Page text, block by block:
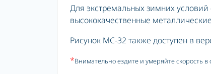
Для экстремальных зимних
высококачественные
Рисунок MC-32 также доступен в
*Внимательно ездите и умеряйте скорость